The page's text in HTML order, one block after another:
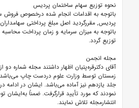
نحوه توزیع سهام ساختمان پردیس
باتوجه به اقدامات انجام شده درخصوص فروش
پردیس, مقررگردید اصل مبلغ پرداختی
باتوجه به میزان سرمایه و زمان پرداخت
توزیع گردد.
مجله انجمن
زمستان توسط وزارت علوم دردست چاپ
نمودند که مورد تأیید قرارگرفت. ضمناً
انتشارمجله تلاش نمایند.